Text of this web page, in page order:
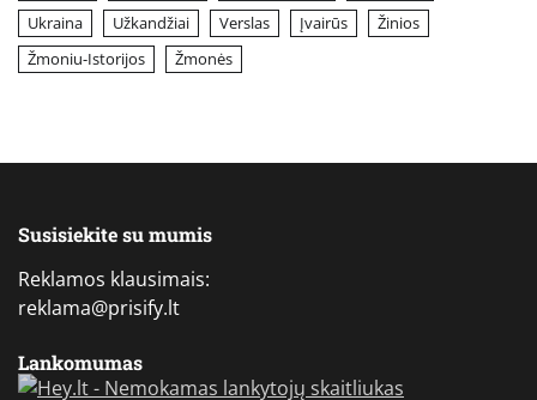
Ukraina
Užkandžiai Verslas Įvairūs
Žinios
Žmoniu-Istorijos
Žmonės
Susisiekite su mumis
Reklamos klausimais:
reklama@prisify.lt
Lankomumas